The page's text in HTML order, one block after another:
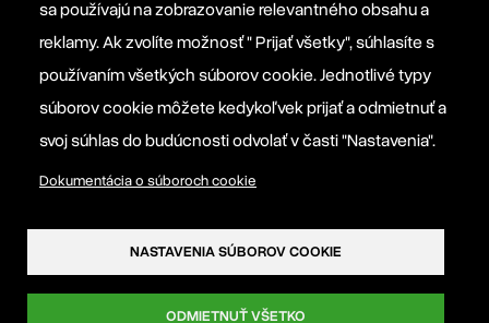
Informačná povinnosť prevádzkovateľa
Nastavenia súborov cookie
sa používajú na zobrazovanie relevantného obsahu a
reklamy. Ak zvolíte možnosť " Prijať všetky", súhlasíte s
používaním všetkých súborov cookie. Jednotlivé typy
súborov cookie môžete kedykoľvek prijať a odmietnuť a
svoj súhlas do budúcnosti odvolať v časti "Nastavenia".
Dokumentácia o súboroch cookie
NASTAVENIA SÚBOROV COOKIE
ODMIETNUŤ VŠETKO